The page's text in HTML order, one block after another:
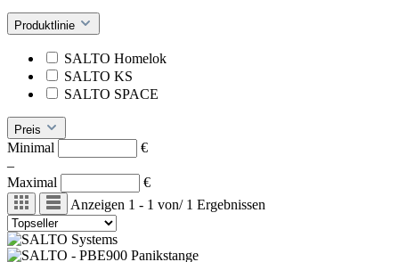
Produktlinie
SALTO Homelok
SALTO KS
SALTO SPACE
Preis
Minimal
€
–
Maximal
€
Anzeigen 1 - 1 von/1 Ergebnissen